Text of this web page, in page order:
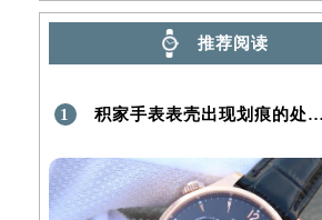
推荐阅读
1 积家手表表壳出现划痕的处理方法是什么！